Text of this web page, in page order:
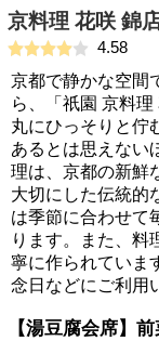
京料理 花咲 錦
4.58
京都で静かな空間
ら、「祇園 京料
丸にひっそりと佇
あるとは思えない
理は、京都の新鮮
大切にした伝統的
は季節に合わせて
ります。また、料
寧に作られていま
念日などにご利用
【湯豆腐会席】